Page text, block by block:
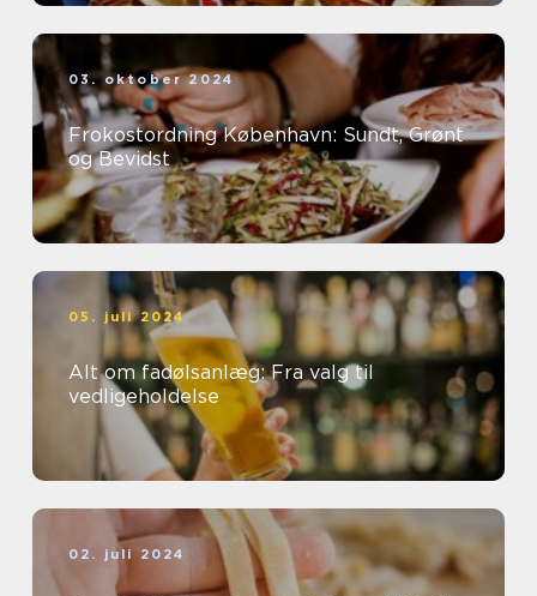
03. oktober 2024
Frokostordning København: Sundt, Grønt
og Bevidst
05. juli 2024
Alt om fadølsanlæg: Fra valg til
vedligeholdelse
02. juli 2024